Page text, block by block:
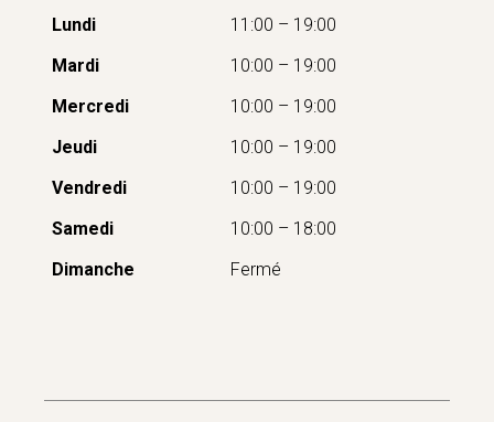
Lundi
11:00 – 19:00
Mardi
10:00 – 19:00
Mercredi
10:00 – 19:00
Jeudi
10:00 – 19:00
Vendredi
10:00 – 19:00
Samedi
10:00 – 18:00
Dimanche
Fermé